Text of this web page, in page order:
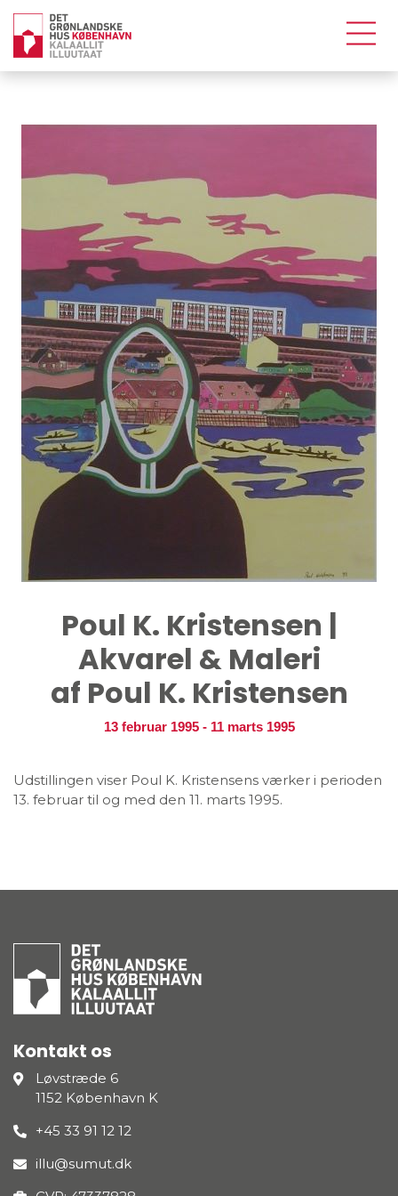
Poul K. Kristensen |
Akvarel & Maleri
af Poul K. Kristensen
13 februar 1995 -11 marts 1995
Udstillingen viser Poul K. Kristensens værker i perioden
13. februar til og med den 11. marts 1995.
Kontakt os
Løvstræde 6
1152 København K
+45 33 91 12 12
illu@sumut.dk